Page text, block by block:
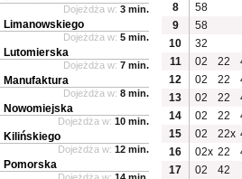
8
58
9
58
10
32
11
02 22
12
02 22
13
02 22
14
02 22
15
02 22x
16
02x 22
17
02 42
Dojeżdża w: 3 min.
Limanowskiego
Dojeżdża w: 5 min.
Lutomierska
Dojeżdża w: 7 min.
Manufaktura
Dojeżdża w: 8 min.
Nowomiejska
Dojeżdża w: 10 min.
Kilińskiego
Dojeżdża w: 12 min.
Pomorska